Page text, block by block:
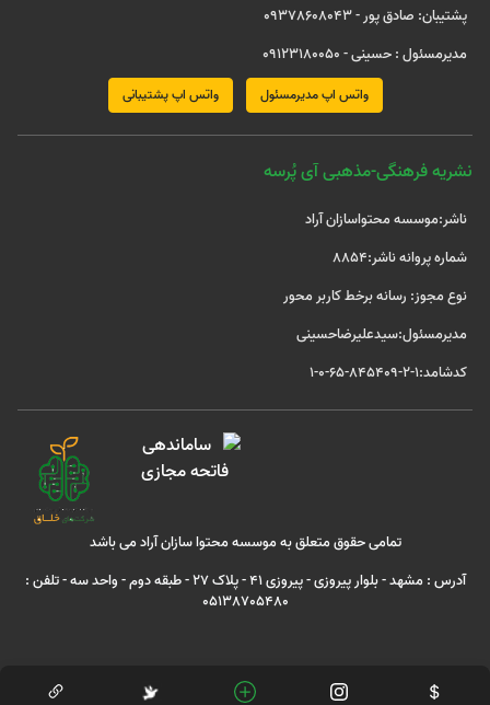
پشتیبان: صادق پور - 09378608043
مدیرمسئول : حسینی - 09123180050
واتس اپ مدیرمسئول واتس اپ پشتیبانی
نشریه فرهنگی-مذهبی آی پُرسه
ناشر:موسسه محتواسازان آراد
شماره پروانه ناشر:8854
نوع مجوز: رسانه برخط کاربر محور
مدیرمسئول:سیدعلیرضاحسینی
کدشامد:1-2-845409-65-0-1
تمامی حقوق متعلق به موسسه محتوا سازان آراد می باشد
آدرس : مشهد - بلوار پیروزی - پیروزی 41 - پلاک 27 - طبقه دوم - واحد سه - تلفن :
05138705480